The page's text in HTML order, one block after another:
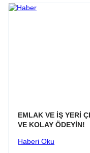
EMLAK VE İŞ YERİ
VE KOLAY ÖDEYİN!
Haberi Oku